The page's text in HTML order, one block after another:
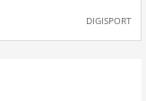
DIGISPORT